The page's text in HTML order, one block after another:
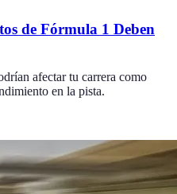
de Fórmula 1 Deben
afectar tu carrera como
en la pista.